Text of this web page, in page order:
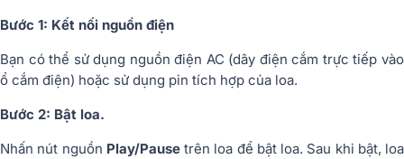
Bước 1: Kết nối nguồn điện
Bạn có thể sử dụng nguồn điện AC (dây điện cắm trực tiếp vào
ổ cắm điện) hoặc sử dụng pin tích hợp của loa.
Bước 2: Bật loa.
Nhấn nút nguồn Play/Pausetrên loa để bật loa. Sau khi bật, loa